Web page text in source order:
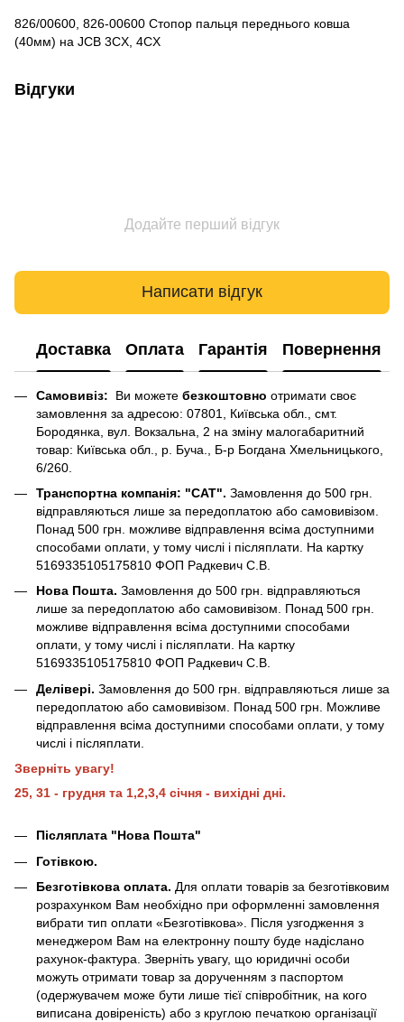
826/00600, 826-00600 Стопор пальця переднього ковша
(40мм) на JCB 3CX, 4CX
Відгуки
Додайте перший відгук
Написати відгук
Доставка Оплата Гарантія Повернення
Самовивіз: Ви можете безкоштовно отримати своє
замовлення за адресою: 07801, Київська обл., смт.
Бородянка, вул. Вокзальна, 2 на зміну малогабаритний
товар: Київська обл., р. Буча., Б-р Богдана Хмельницького,
6/260.
Транспортна компанія: "САТ". Замовлення до 500 грн.
відправляються лише за передоплатою або самовивізом.
Понад 500 грн. можливе відправлення всіма доступними
способами оплати, у тому числі і післяплати. На картку
5169335105175810 ФОП Радкевич С.В.
Нова Пошта. Замовлення до 500 грн. відправляються
лише за передоплатою або самовивізом. Понад 500 грн.
можливе відправлення всіма доступними способами
оплати, у тому числі і післяплати. На картку
5169335105175810 ФОП Радкевич С.В.
Делівері. Замовлення до 500 грн. відправляються лише за
передоплатою або самовивізом. Понад 500 грн. Можливе
відправлення всіма доступними способами оплати, у тому
числі і післяплати.
Зверніть увагу!
25, 31 - грудня та 1,2,3,4 січня - вихідні дні.
Післяплата "Нова Пошта"
Готівкою.
Безготівкова оплата. Для оплати товарів за безготівковим
розрахунком Вам необхідно при оформленні замовлення
вибрати тип оплати «Безготівкова». Після узгодження з
менеджером Вам на електронну пошту буде надіслано
рахунок-фактура. Зверніть увагу, що юридичні особи
можуть отримати товар за дорученням з паспортом
(одержувачем може бути лише тієї співробітник, на кого
виписана довіреність) або з круглою печаткою організації